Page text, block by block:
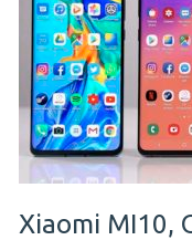
Xiaomi MI10,